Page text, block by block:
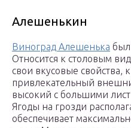
Алешенькин
Виноград Алешенька был
Относится к столовым
свои вкусовые свойства,
привлекательный
высокий с большими
Ягоды на грозди
обеспечивает